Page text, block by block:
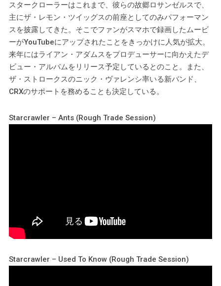
スタークローラーはこれまで、彼らの故郷ロサンゼルスで、
主にザ・レモン・ツイッグスの前座としてのみパフォーマン
スを披露してきた。そこでファンがスマホで録画したムービ
ーがYouTubeにアップされたことをきっかけに人気が拡大。
来年にはライアン・アダムスをプロデューサーに向かえたデ
ビュー・アルバムをリリース予定しているとのこと。また、
ザ・ストロークスのニック・ヴァレンシ率いる新バンド、
CRXのサポートを務めることも決定している。
Starcrawler – Ants (Rough Trade Session)
Starcrawler – Used To Know (Rough Trade Session)